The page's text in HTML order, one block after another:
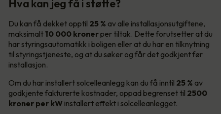
Hva kan jeg få i støtte?
Du kan få dekket opptil 25 % av alle installasjonsutgiftene,
maksimalt 10 000 kronerper tiltak. Dette forutsetter at du
har styringsautomatikk i boligen eller at du har en tilknytning
til styringstjeneste, og at du søker og får det godkjent før
installasjon.
Om du har installert solcelleanlegg kan du få inntil 25 % av
godkjente fakturerte kostnader, oppad begrenset til 2500
kroner per kW installert effekt i solcelleanlegget.